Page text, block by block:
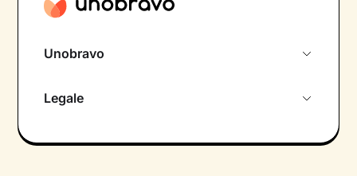
Unobravo
Psicologo in chat
Legale